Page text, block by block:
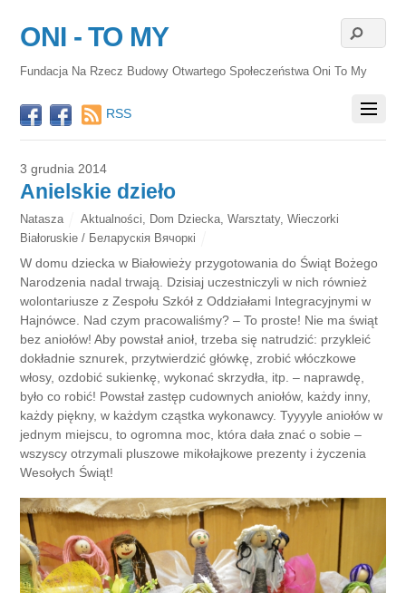
ONI - TO MY
Fundacja Na Rzecz Budowy Otwartego Społeczeństwa Oni To My
RSS
3 grudnia 2014
Anielskie dzieło
Natasza Aktualności Dom Dziecka Warsztaty, Wieczorki
Białoruskie / Беларускія Вячоркі
W domu dziecka w Białowieży przygotowania do Świąt Bożego
Narodzenia nadal trwają. Dzisiaj uczestniczyli w nich również
wolontariusze z Zespołu Szkół z Oddziałami Integracyjnymi w
Hajnówce. Nad czym pracowaliśmy? – To proste! Nie ma świąt
bez aniołów! Aby powstał anioł, trzeba się natrudzić: przykleić
dokładnie sznurek, przytwierdzić główkę, zrobić włóczkowe
włosy, ozdobić sukienkę, wykonać skrzydła, itp. – naprawdę,
było co robić! Powstał zastęp cudownych aniołów, każdy inny,
każdy piękny, w każdym cząstka wykonawcy. Tyyyyle aniołów w
jednym miejscu, to ogromna moc, która dała znać o sobie –
wszyscy otrzymali pluszowe mikołajkowe prezenty i życzenia
Wesołych Świąt!